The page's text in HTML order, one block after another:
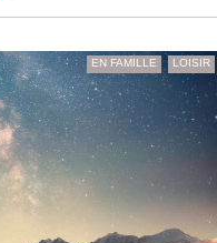
EN FAMILLE LOISIR